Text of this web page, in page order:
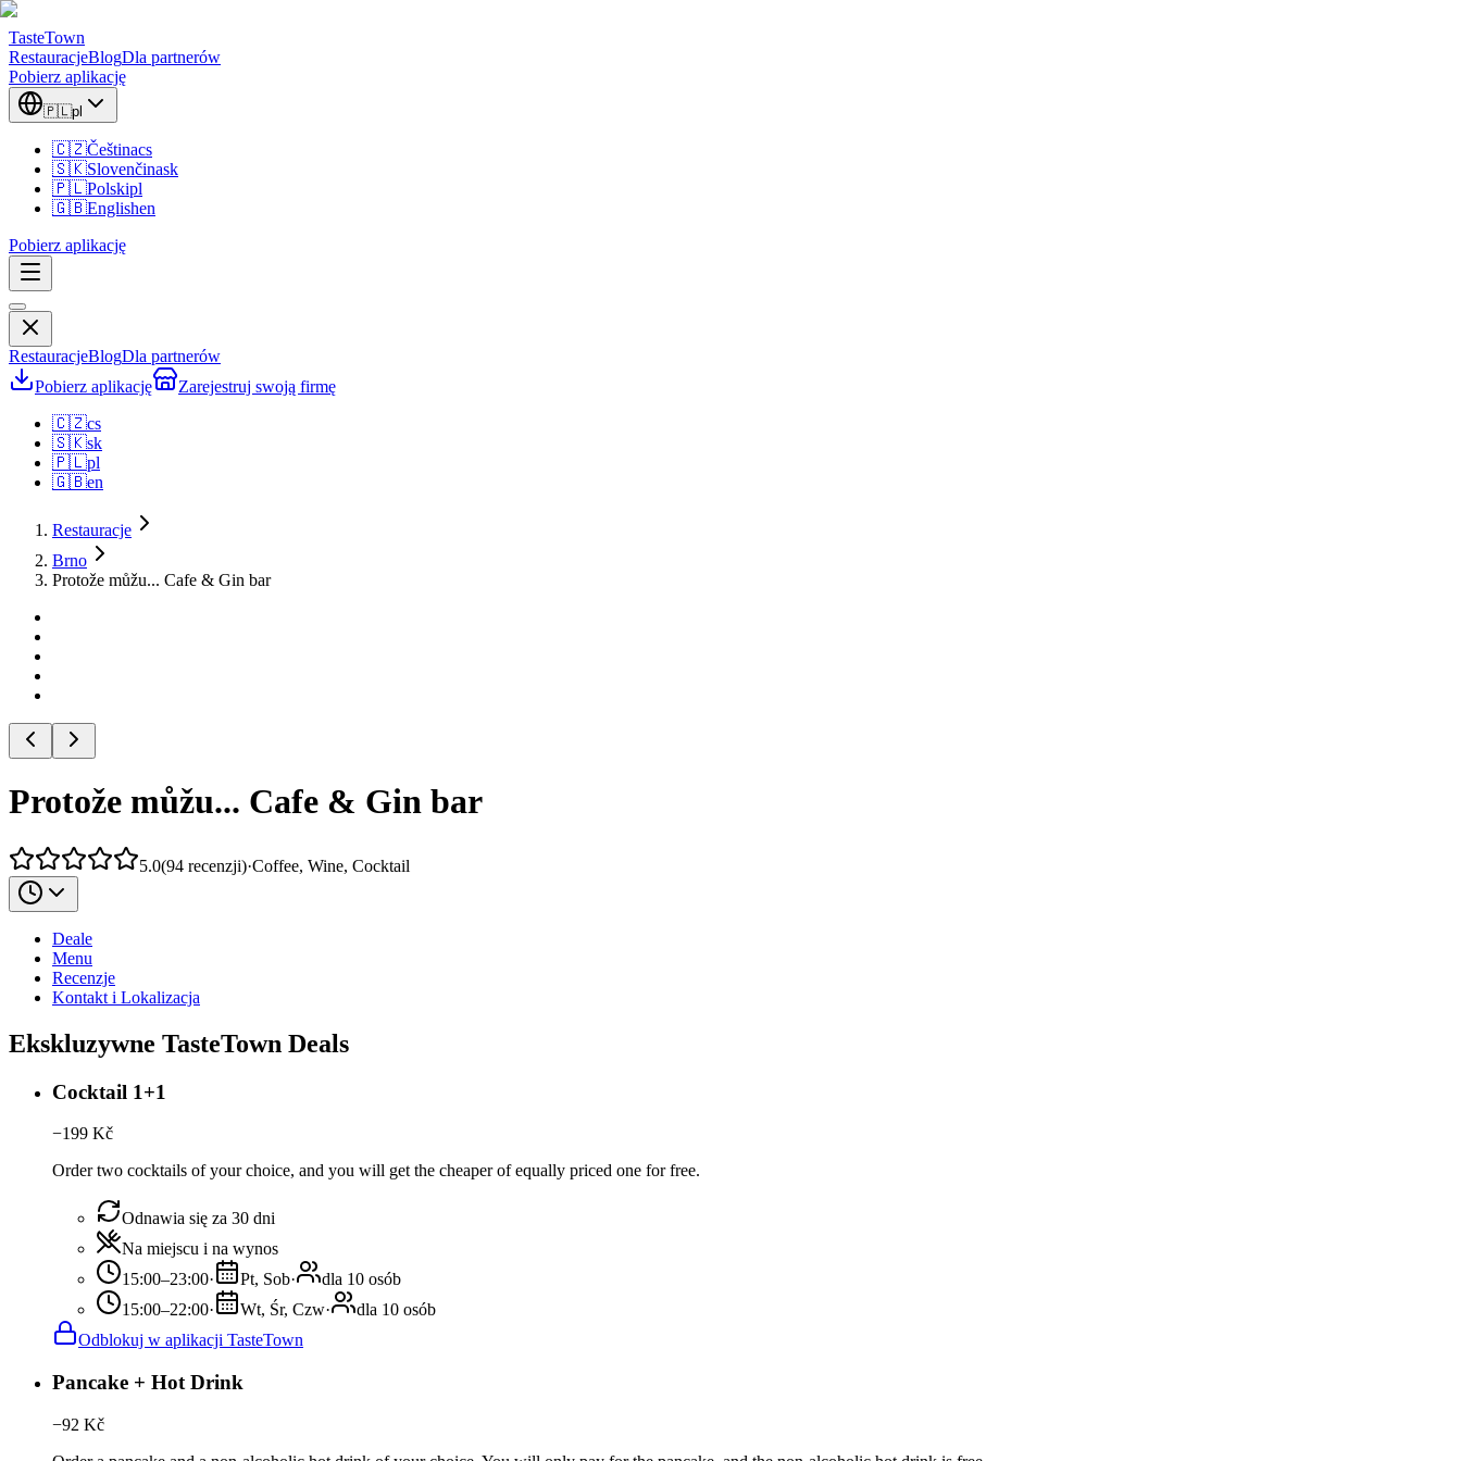
TasteTown
RestauracjeBlogDla partnerów
Pobierz aplikację
🇵🇱pl
🇨🇿Češtinacs
🇸🇰Slovenčinask
🇵🇱Polskipl
🇬🇧Englishen
Pobierz aplikację
RestauracjeBlogDla partnerów
Pobierz aplikację
Zarejestruj swoją firmę
🇨🇿cs
🇸🇰sk
🇵🇱pl
🇬🇧en
Restauracje
Brno
Protože můžu... Cafe & Gin bar
Protože můžu... Cafe & Gin bar
5.0(94 recenzji)·Coffee, Wine, Cocktail
Deale
Menu
Recenzje
Kontakt i Lokalizacja
Ekskluzywne TasteTown Deals
Cocktail 1+1
−199 Kč
Order two cocktails of your choice, and you will get the cheaper of equally priced one for free.
Odnawia się za 30 dni
Na miejscu i na wynos
15:00–23:00· Pt, Sob·
dla 10 osób
15:00–22:00· Wt, Śr, Czw·
dla 10 osób
Odblokuj w aplikacji TasteTown
Pancake + Hot Drink
−92 Kč